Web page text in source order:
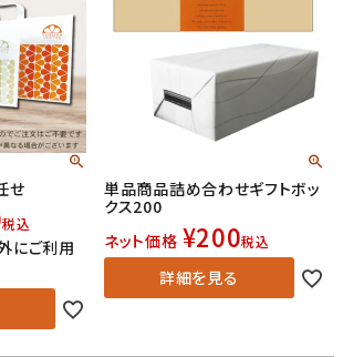
せ
税込
にご利用
単品商品詰め合わせギフトボッ
クス200
ネット価格 ¥200税込
詳細を見る